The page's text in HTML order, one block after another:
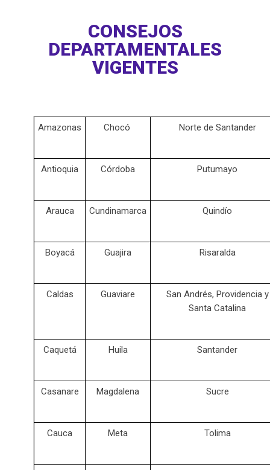
CONSEJOS
DEPARTAMENTALES
VIGENTES
Amazonas Chocó Norte de Santander
Antioquia Córdoba Putumayo
Arauca Cundinamarca Quindío
Boyacá Guajira Risaralda
Caldas Guaviare
San Andrés, Providencia y
Santa Catalina
Caquetá Huila Santander
Casanare Magdalena Sucre
Cauca Meta Tolima